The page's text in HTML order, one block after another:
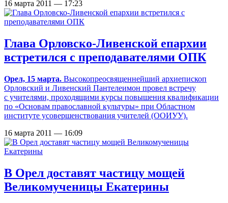
16 марта 2011 — 17:23
Глава Орловско-Ливенской епархии
встретился с преподавателями ОПК
Орел, 15 марта. Высокопреосвященнейший архиепископ
Орловский и Ливенский Пантелеимон провел встречу
с учителями, проходящими курсы повышения квалификации
по «Основам православной культуры» при Областном
институте усовершенствования учителей (ООИУУ).
16 марта 2011 — 16:09
В Орел доставят частицу мощей
Великомученицы Екатерины